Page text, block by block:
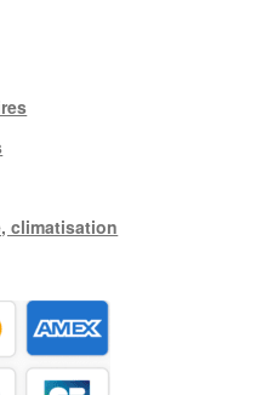
climatisation